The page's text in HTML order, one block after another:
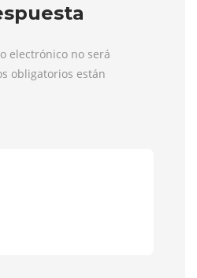
electrónico no será
obligatorios están